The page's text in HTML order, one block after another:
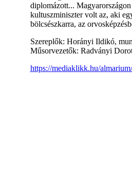
diplomázott...
kultuszminiszter volt az, aki
bölcsészkarra, az
Szereplők: Horányi Ildikó,
Műsorvezetők: Radványi
https://mediaklikk.hu/